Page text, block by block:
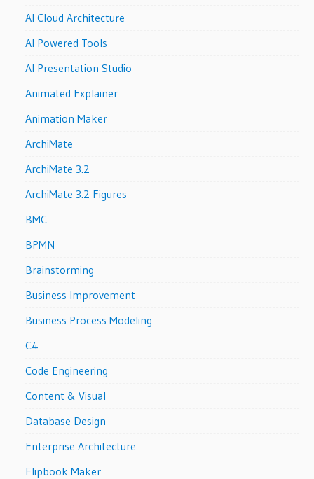
AI Cloud Architecture
AI Powered Tools
AI Presentation Studio
Animated Explainer
Animation Maker
ArchiMate
ArchiMate 3.2
ArchiMate 3.2 Figures
BMC
BPMN
Brainstorming
Business Improvement
Business Process Modeling
C4
Code Engineering
Content & Visual
Database Design
Enterprise Architecture
Flipbook Maker